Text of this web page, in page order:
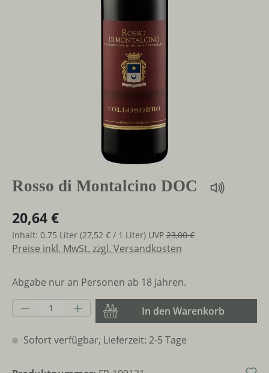
Rosso di Montalcino DOC
20,64 €
Inhalt: 0.75 Liter (27,52 € / 1 Liter) UVP 23,00 €
Preise inkl. MwSt. zzgl. Versandkosten
Abgabe nur an Personen ab 18 Jahren.
Produkt Anzahl: Gib den gewünschten
In den Warenkorb
Sofort verfügbar, Lieferzeit: 2-5 Tage